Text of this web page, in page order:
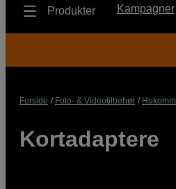
Produkter Kampagner
Forside Foto- & Videotilbehør
Kortadaptere